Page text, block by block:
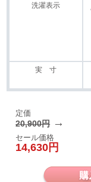
洗濯表示
実 寸
定価
20,900円→
セール価格
14,630円